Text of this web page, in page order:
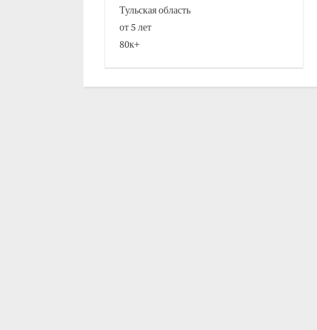
Тульская область
от 5 лет
80к+